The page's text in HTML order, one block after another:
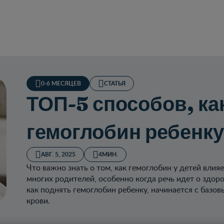
0-6 МЕСЯЦЕВ СТАТЬЯ
ТОП-5 способов,
гемоглобин ребенку
АВГ. 5, 2025 4МИН.
Что важно знать о том, как гемоглобин у детей
многих родителей, особенно когда речь идет о
как поднять гемоглобин ребенку, начинается с
крови.